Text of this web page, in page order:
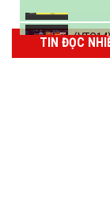
sữa
miễn
TIN ĐỌC